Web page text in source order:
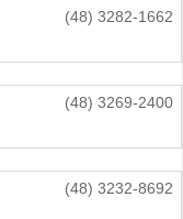
(48) 3282-1662
(48) 3269-2400
(48) 3232-8692